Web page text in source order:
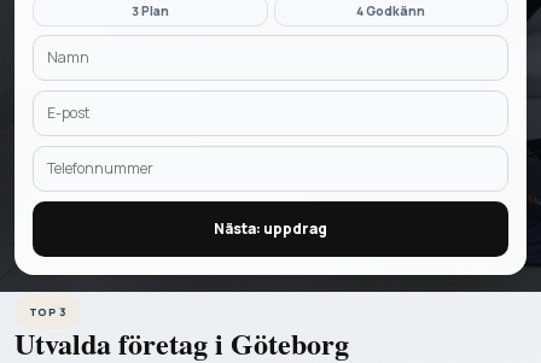
3 Plan 4 Godkänn
Nästa: uppdrag
TOP 3
Utvalda företag i Göteborg